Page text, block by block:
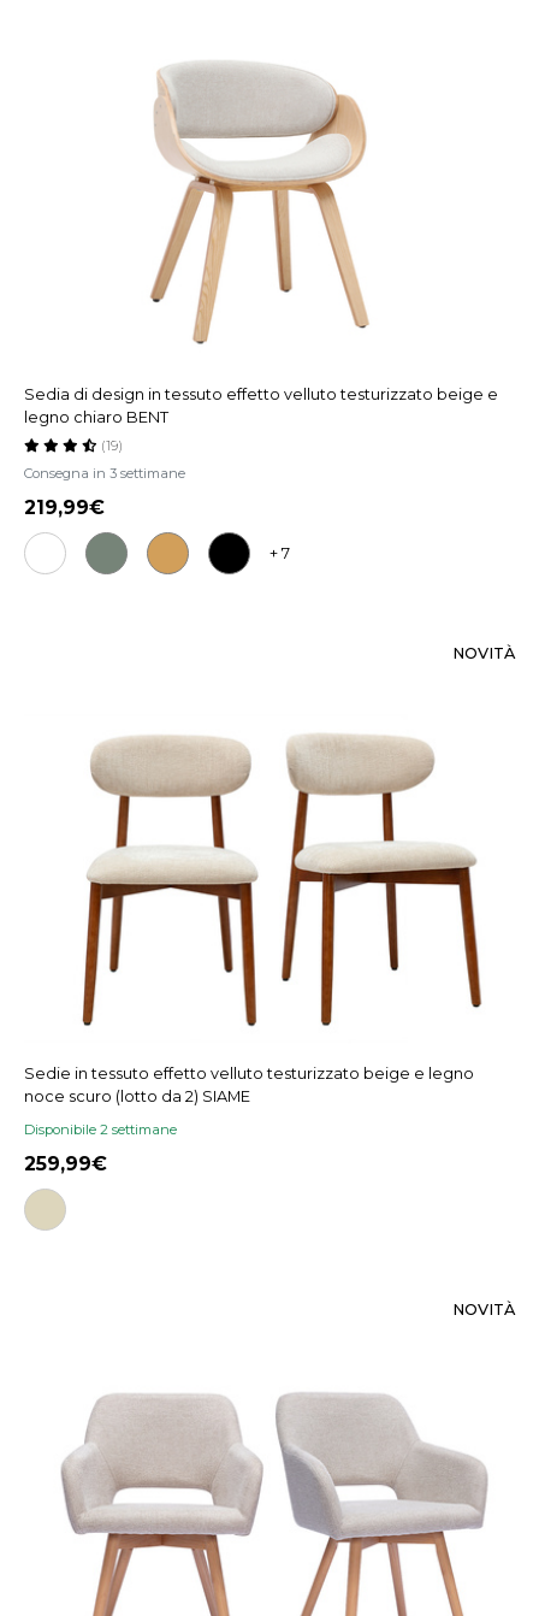
Sedia di design in tessuto effetto velluto testurizzato beige e
legno chiaro BENT
Consegna in 3 settimane
(19)
219,99
+ 7
NOVITÀ
Sedie in tessuto effetto velluto testurizzato beige e legno
noce scuro (lotto da 2) SIAME
Disponibile 2 settimane
259,99
NOVITÀ